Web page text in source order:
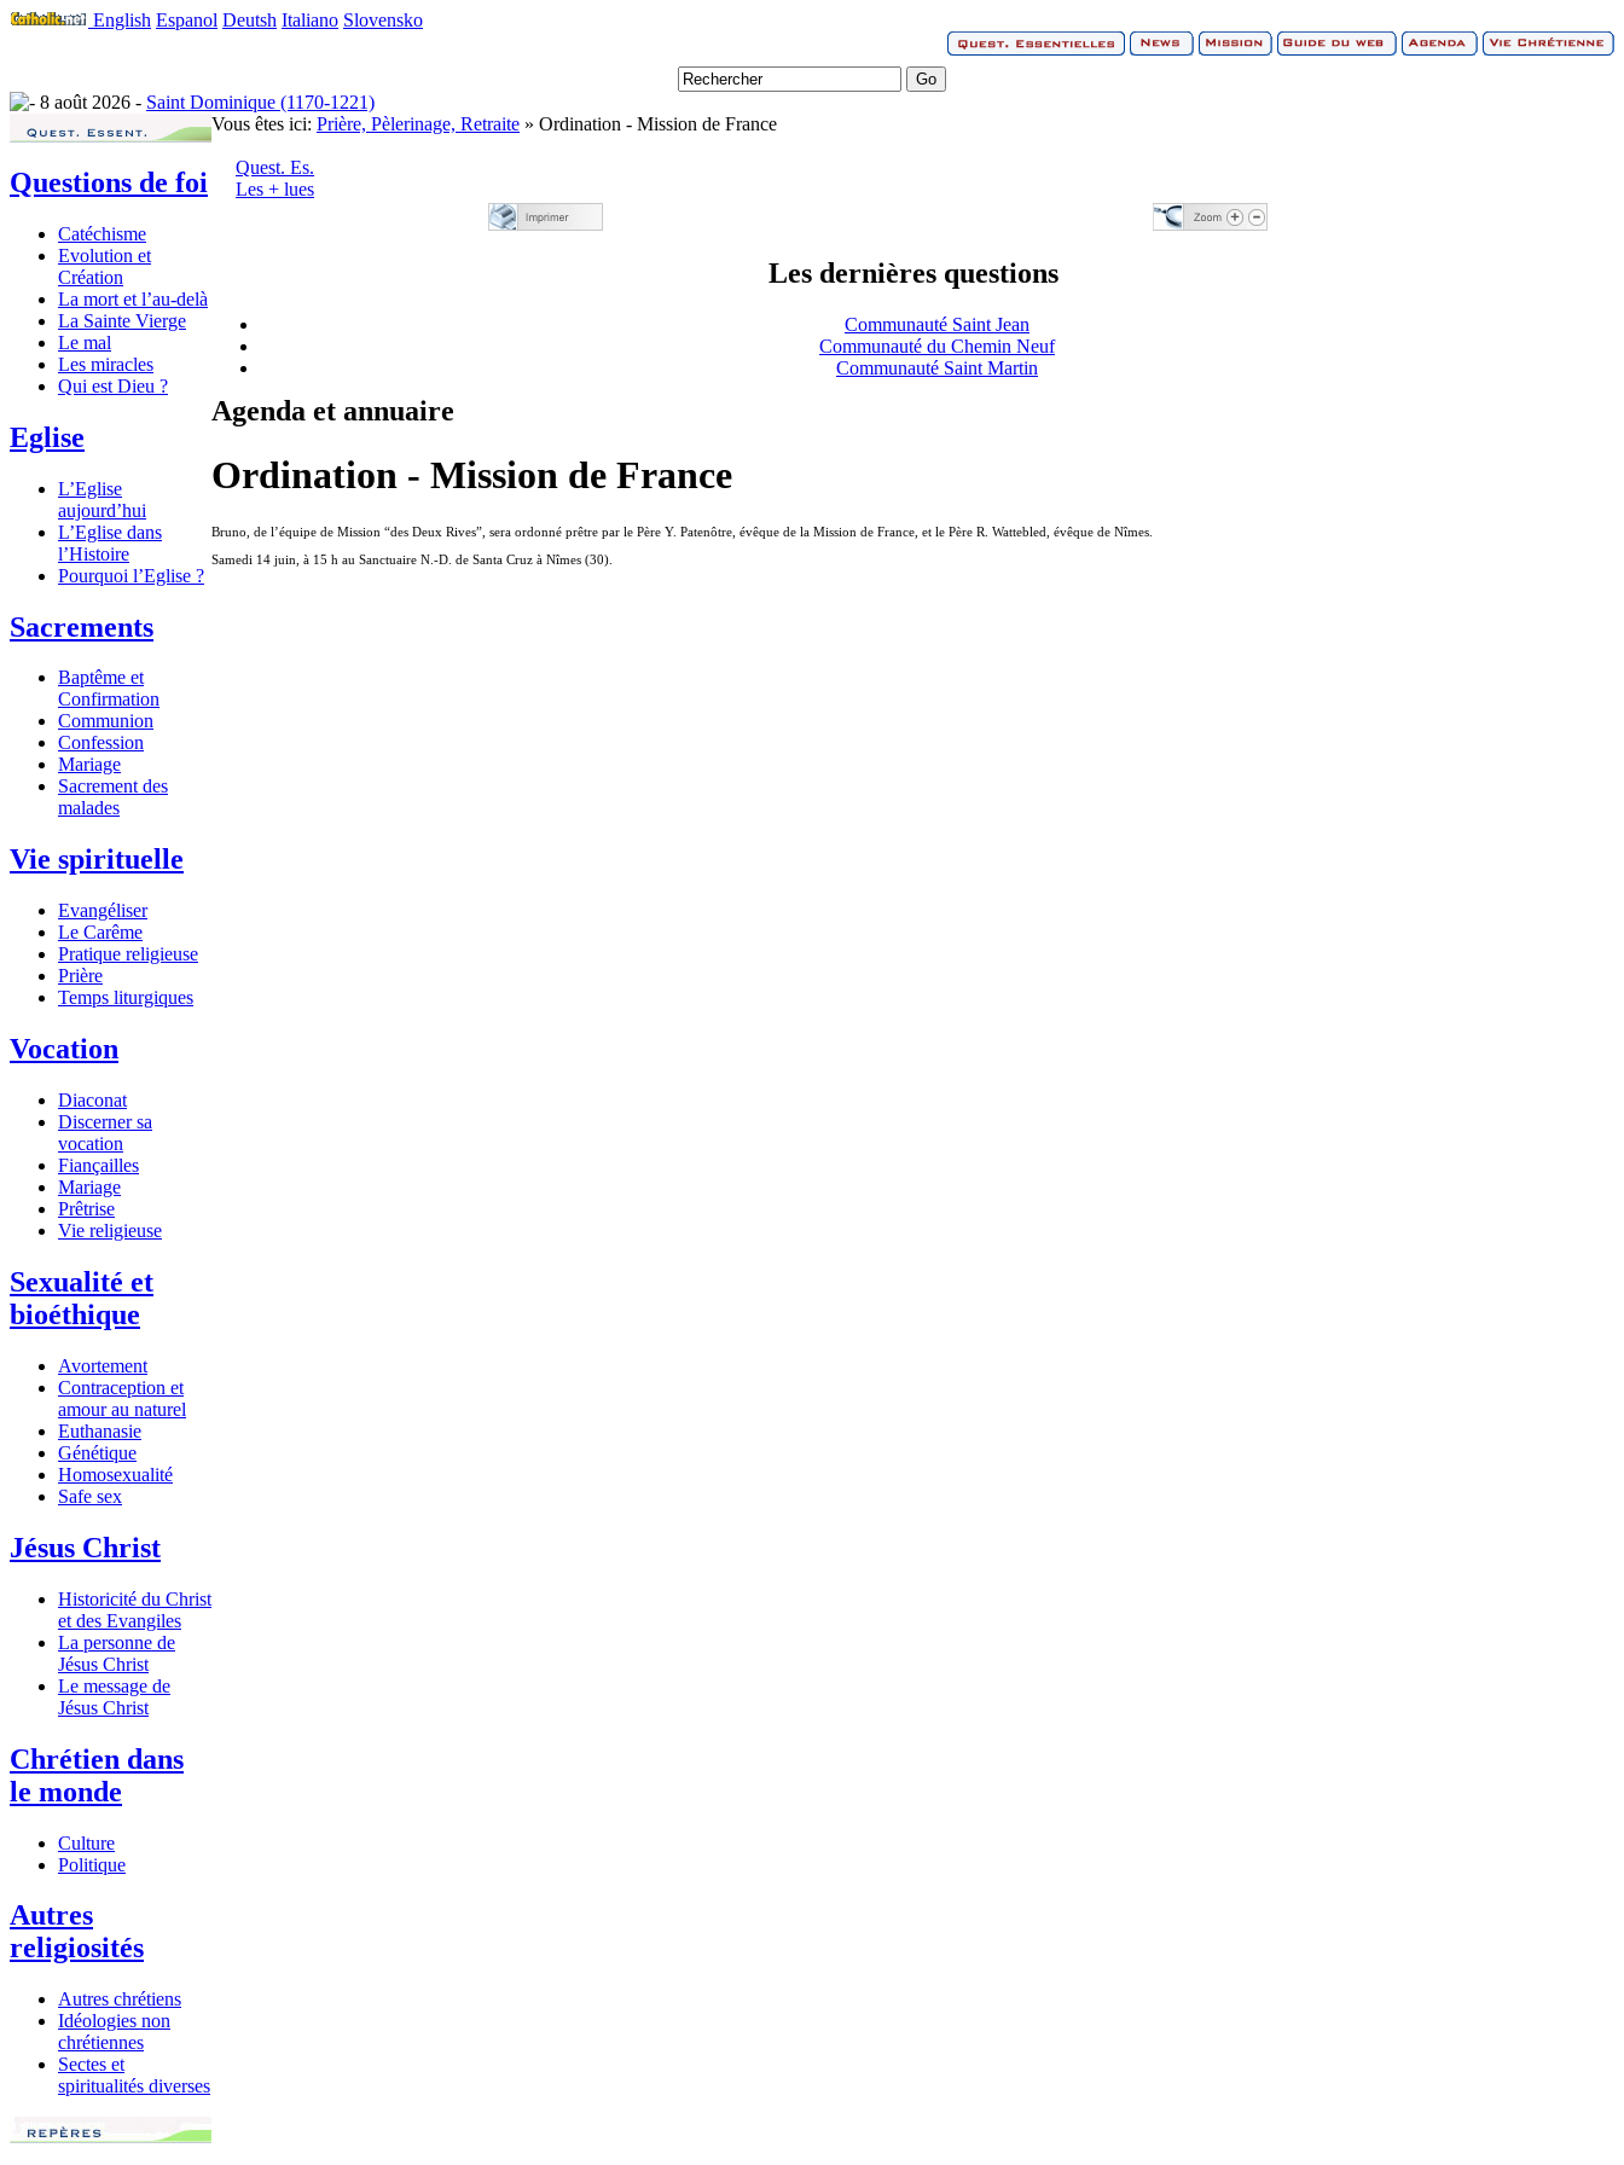
English Espanol Deutsh Italiano Slovensko
8 août 2026 - Saint Dominique (1170-1221)
Questions de foi
Catéchisme
Evolution et
Création
La mort et l’au-delà
La Sainte Vierge
Le mal
Les miracles
Qui est Dieu ?
Eglise
L’Eglise
aujourd’hui
L’Eglise dans
l’Histoire
Pourquoi l’Eglise ?
Sacrements
Baptême et
Confirmation
Communion
Confession
Mariage
Sacrement des
malades
Vie spirituelle
Evangéliser
Le Carême
Pratique religieuse
Prière
Temps liturgiques
Vocation
Diaconat
Discerner sa
vocation
Fiançailles
Mariage
Prêtrise
Vie religieuse
Sexualité et
bioéthique
Avortement
Contraception et
amour au naturel
Euthanasie
Génétique
Homosexualité
Safe sex
Jésus Christ
Historicité du Christ
et des Evangiles
La personne de
Jésus Christ
Le message de
Jésus Christ
Chrétien dans
le monde
Culture
Politique
Autres
religiosités
Autres chrétiens
Idéologies non
chrétiennes
Sectes et
spiritualités diverses
Vous êtes ici: Prière, Pèlerinage, Retraite » Ordination - Mission de France
Quest. Es.
Les + lues
Les dernières questions
Communauté Saint Jean
Communauté du Chemin Neuf
Communauté Saint Martin
Agenda et annuaire
Ordination - Mission de France
Bruno, de l’équipe de Mission “des Deux Rives”, sera ordonné prêtre par le Père Y. Patenôtre, évêque de la Mission de France, et le Père R. Wattebled, évêque de Nîmes.
Samedi 14 juin, à 15 h au Sanctuaire N.-D. de Santa Cruz à Nîmes (30).